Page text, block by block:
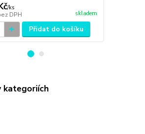
/ks
DPH skladem
Přidat do košíku
kategoriích